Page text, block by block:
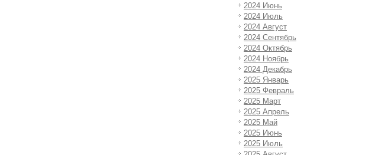
2024 Июнь
2024 Июль
2024 Август
2024 Сентябрь
2024 Октябрь
2024 Ноябрь
2024 Декабрь
2025 Январь
2025 Февраль
2025 Март
2025 Апрель
2025 Май
2025 Июнь
2025 Июль